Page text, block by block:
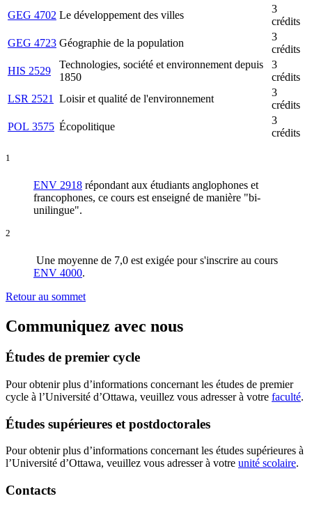
GEG 4702 Le développement des villes
3
crédits
GEG 4723 Géographie de la population
3
crédits
HIS 2529
Technologies, société et environnement depuis
1850
3
crédits
LSR 2521
Loisir et qualité de l'environnement
3
crédits
POL 3575 Écopolitique
3
crédits
1
ENV 2918 répondant aux étudiants anglophones et
francophones, ce cours est enseigné de manière "bi-
unilingue".
2
Une moyenne de 7,0 est exigée pour s'inscrire au cours
ENV 4000.
Retour au sommet
Communiquez avec nous
Études de premier cycle
Pour obtenir plus d’informations concernant les études de premier
cycle à l’Université d’Ottawa, veuillez vous adresser à votre faculté.
Études supérieures et postdoctorales
Pour obtenir plus d’informations concernant les études supérieures à
l’Université d’Ottawa, veuillez vous adresser à votre unité scolaire.
Contacts